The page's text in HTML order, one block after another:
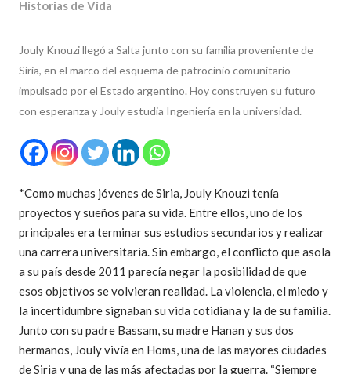
Historias de Vida
Jouly Knouzi llegó a Salta junto con su familia proveniente de
Siria, en el marco del esquema de patrocinio comunitario
impulsado por el Estado argentino. Hoy construyen su futuro
con esperanza y Jouly estudia Ingeniería en la universidad.
*Como muchas jóvenes de Siria, Jouly Knouzi tenía
proyectos y sueños para su vida. Entre ellos, uno de los
principales era terminar sus estudios secundarios y realizar
una carrera universitaria. Sin embargo, el conflicto que asola
a su país desde 2011 parecía negar la posibilidad de que
esos objetivos se volvieran realidad. La violencia, el miedo y
la incertidumbre signaban su vida cotidiana y la de su familia.
Junto con su padre Bassam, su madre Hanan y sus dos
hermanos, Jouly vivía en Homs, una de las mayores ciudades
de Siria y una de las más afectadas por la guerra. “Siempre